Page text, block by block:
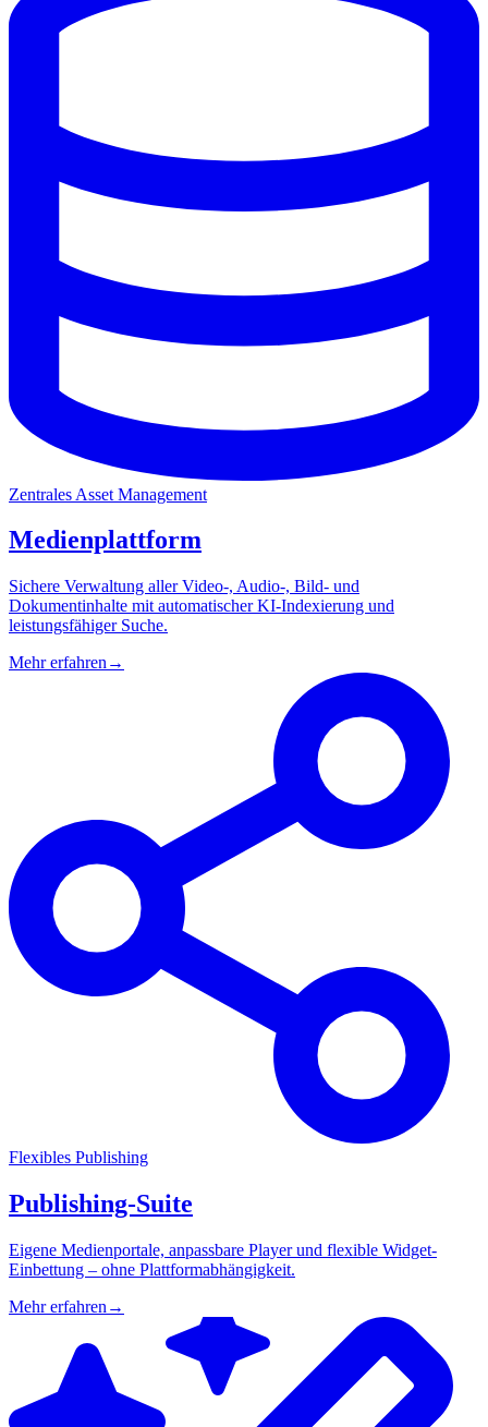
Zentrales Asset Management
Medienplattform
Sichere Verwaltung aller Video-, Audio-, Bild- und
Dokumentinhalte mit automatischer KI-Indexierung und
leistungsfähiger Suche.
Mehr erfahren →
Flexibles Publishing
Publishing-Suite
Eigene Medienportale, anpassbare Player und flexible Widget-
Einbettung – ohne Plattformabhängigkeit.
Mehr erfahren →